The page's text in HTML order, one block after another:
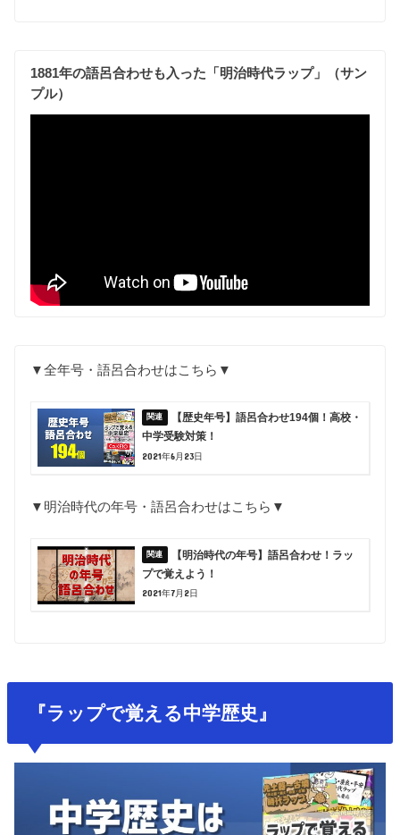
1881年の語呂合わせも入った「明治時代ラップ」（サン
プル）
▼全年号・語呂合わせはこちら▼
【歴史年号】語呂合わせ194個！高校・
中学受験対策！
2021年6月23日
▼明治時代の年号・語呂合わせはこちら▼
【明治時代の年号】語呂合わせ！ラッ
プで覚えよう！
2021年7月2日
『ラップで覚える中学歴史』